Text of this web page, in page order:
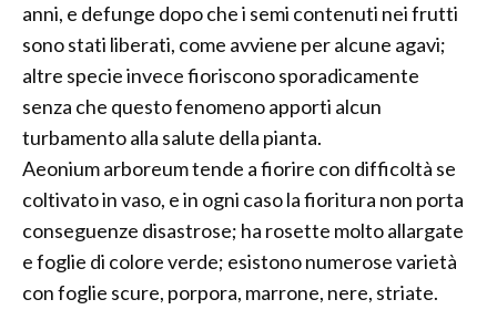
anni, e defunge dopo che i semi contenuti nei frutti
sono stati liberati, come avviene per alcune agavi;
altre specie invece fioriscono sporadicamente
senza che questo fenomeno apporti alcun
turbamento alla salute della pianta.
Aeonium arboreum tende a fiorire con difficoltà se
coltivato in vaso, e in ogni caso la fioritura non porta
conseguenze disastrose; ha rosette molto allargate
e foglie di colore verde; esistono numerose varietà
con foglie scure, porpora, marrone, nere, striate.